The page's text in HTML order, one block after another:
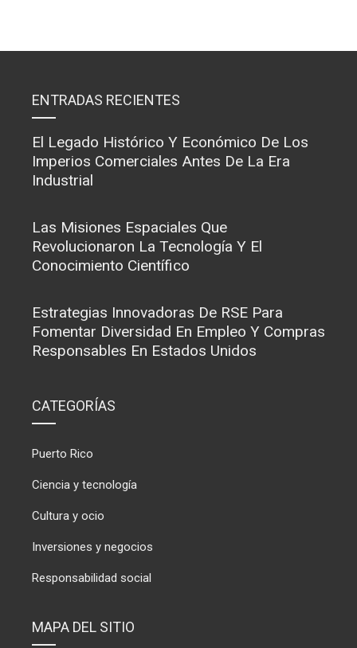
ENTRADAS RECIENTES
El Legado Histórico Y Económico De Los
Imperios Comerciales Antes De La Era
Industrial
Las Misiones Espaciales Que
Revolucionaron La Tecnología Y El
Conocimiento Científico
Estrategias Innovadoras De RSE Para
Fomentar Diversidad En Empleo Y Compras
Responsables En Estados Unidos
CATEGORÍAS
Puerto Rico
Ciencia y tecnología
Cultura y ocio
Inversiones y negocios
Responsabilidad social
MAPA DEL SITIO